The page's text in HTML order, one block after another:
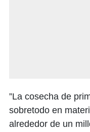
”La cosecha de
sobretodo en
alrededor de un